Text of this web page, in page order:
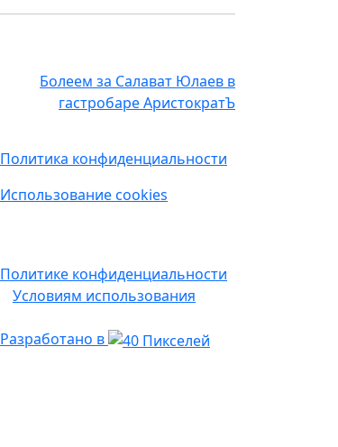
Политика конфиденциальности
Использование cookies
Политике конфиденциальности
Условиям использования
Разработано в